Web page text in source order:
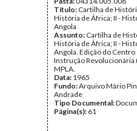
Título: Cartilha de
História de África; II -
Angola
Assunto: Cartilha de
História de África; II -
Angola. Edição do Centro
Instrução Revolucionária
MPLA.
Data: 1965
Fundo:Arquivo Mário
Andrade
Tipo Documental:
Página(s): 61